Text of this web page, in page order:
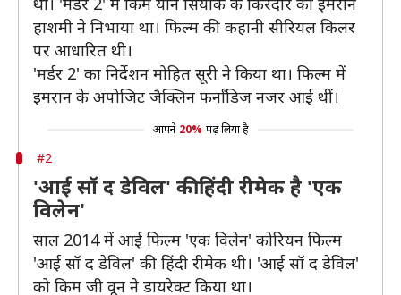
हाशमी ने निभाया था। फिल्म की कहानी सीरियल किलर
पर आधारित थी।
'मर्डर 2' का निर्देशन मोहित सूरी ने किया था। फिल्म में
इमरान के अपोजिट जैक्लिन फर्नांडिज नजर आईं थीं।
आपने 20% पढ़ लिया है
#2
'आई सॉ द डेविल' की हिंदी रीमेक है 'एक
विलेन'
साल 2014 में आई फिल्म 'एक विलेन' कोरियन फिल्म
'आई सॉ द डेविल' की हिंदी रीमेक थी। 'आई सॉ द डेविल'
को किम जी वून ने डायरेक्ट किया था।